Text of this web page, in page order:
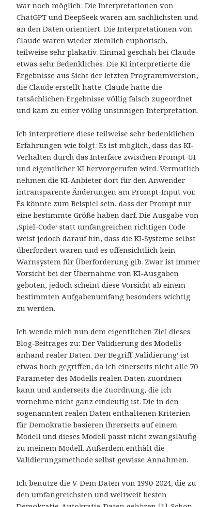
war noch möglich: Die Interpretationen von
ChatGPT und DeepSeek waren am sachlichsten und
an den Daten orientiert. Die Interpretationen von
Claude waren wieder ziemlich euphorisch,
teilweise sehr plakativ. Einmal geschah bei Claude
etwas sehr Bedenkliches: Die KI interpretierte die
Ergebnisse aus Sicht der letzten Programmversion,
die Claude erstellt hatte. Claude hatte die
tatsächlichen Ergebnisse völlig falsch zugeordnet
und kam zu einer völlig unsinnigen Interpretation.
Ich interpretiere diese teilweise sehr bedenklichen
Erfahrungen wie folgt: Es ist möglich, dass das KI-
Verhalten durch das Interface zwischen Prompt-UI
und eigentlicher KI hervorgerufen wird. Vermutlich
nehmen die KI-Anbieter dort für den Anwender
intransparente Änderungen am Prompt-Input vor.
Es könnte zum Beispiel sein, dass der Prompt nur
eine bestimmte Größe haben darf. Die Ausgabe von
‚Spiel-Code‘ statt umfangreichen richtigen Code
weist jedoch darauf hin, dass die KI-Systeme selbst
überfordert waren und es offensichtlich kein
Warnsystem für Überforderung gib. Zwar ist immer
Vorsicht bei der Übernahme von KI-Ausgaben
geboten, jedoch scheint diese Vorsicht ab einem
bestimmten Aufgabenumfang besonders wichtig
zu werden.
Ich wende mich nun dem eigentlichen Ziel dieses
Blog-Beitrages zu: Der Validierung des Modells
anhand realer Daten. Der Begriff ‚Validierung‘ ist
etwas hoch gegriffen, da ich einerseits nicht alle 70
Parameter des Modells realen Daten zuordnen
kann und anderseits die Zuordnung, die ich
vornehme nicht ganz eindeutig ist. Die in den
sogenannten realen Daten enthaltenen Kriterien
für Demokratie basieren ihrerseits auf einem
Modell und dieses Modell passt nicht zwangsläufig
zu meinem Modell. Außerdem enthält die
Validierungsmethode selbst gewisse Annahmen.
Ich benutze die V-Dem Daten von 1990-2024, die zu
den umfangreichsten und weltweit besten